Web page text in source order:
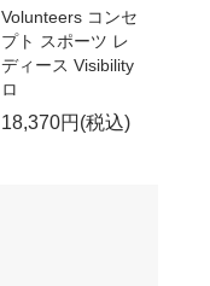
Volunteers コンセ
プト スポーツ レ
ディース Visibility
ロ
18,370円(税込)